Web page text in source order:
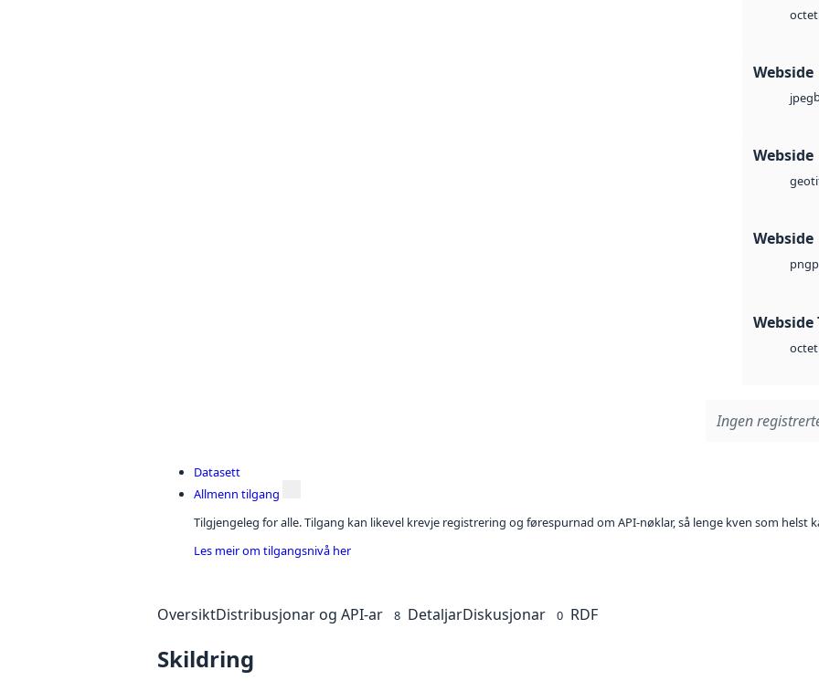
octet
Webside
jpeg
Webside
Webside
png
Webside
octet
Ingen
Datasett
Allmenn tilgang
Tilgjengeleg for alle. Tilgang kan likevel krevje registrering og førespurnad om API-nøklar, så lenge kven som helst
Les meir om tilgangsnivå her
OversiktDistribusjonar og API-ar 8 DetaljarDiskusjonar 0 RDF
Skildring